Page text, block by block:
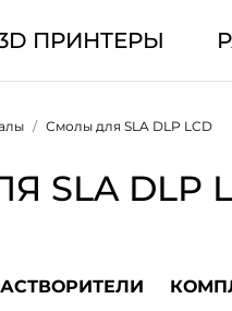
ПРИНТЕРЫ
Смолы для SLA DLP LCD
SLA DLP